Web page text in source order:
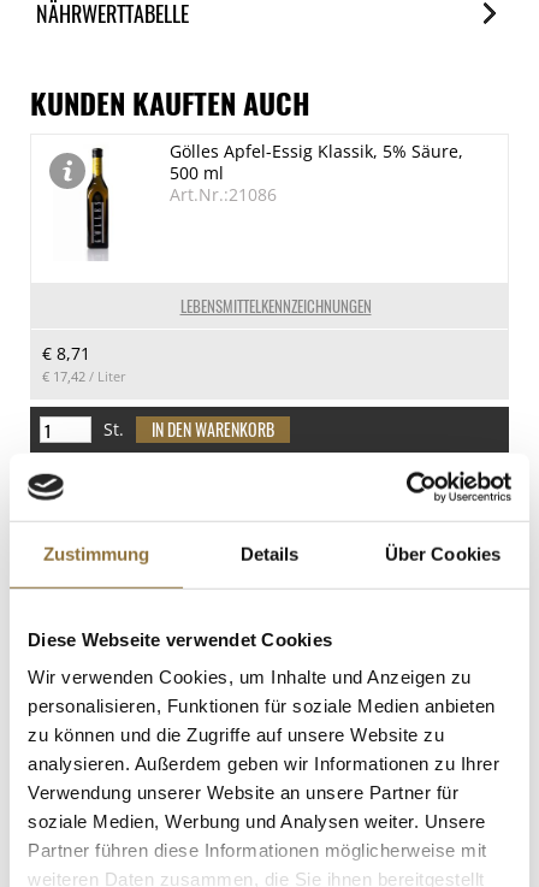
Zustimmung Details Über Cookies
Diese Webseite verwendet Cookies
Wir verwenden Cookies, um Inhalte und Anzeigen zu
personalisieren, Funktionen für soziale Medien anbieten
zu können und die Zugriffe auf unsere Website zu
analysieren. Außerdem geben wir Informationen zu Ihrer
Verwendung unserer Website an unsere Partner für
soziale Medien, Werbung und Analysen weiter. Unsere
Partner führen diese Informationen möglicherweise mit
weiteren Daten zusammen, die Sie ihnen bereitgestellt
NÄHRWERTTABELLE
je 100ml
Brennwert
65 kJ/15 kcal
Fett
davon gesättigte Fettsäuren
4 g
0 g
Salz
0 g
KUNDEN KAUFTEN AUCH
LEBENSMITTELKENNZEICHNUNGEN
Gölles Apfel-Essig Klassik, 5% Säure,
500 ml
Art.Nr.:21086
€ 8,71
€ 17,42 / Liter
St.
LEBENSMITTELKENNZEICHNUNGEN
Wiberg Gewürzmühle Italia Style,
Kräutersalz, 43 g
St.
Organic Yuzu Ponzu Sauce, Clearspring,
BIO, 150 ml
Art.Nr.:55033